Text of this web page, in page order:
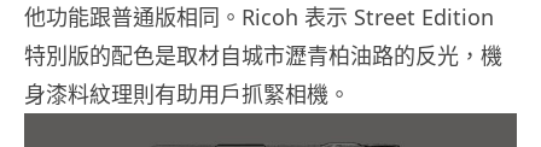
他功能跟普通版相同。Ricoh 表示 Street Edition
特別版的配色是取材自城市瀝青柏油路的反光，機
身漆料紋理則有助用戶抓緊相機。